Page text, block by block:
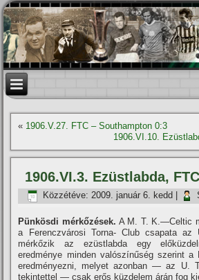
« 1906.V.27. FTC – Southampton 0:3
1906.VI.10.
1906.VI.3. Ezüstlabda,
Közzétéve: 2009. január 6. kedd
Pünkösdi mérkőzések. A M. T. K.—Celtic
a Ferenczvárosi Torna- Club csapata az
mérkőzik az ezüstlabda egy
eredménye minden valószí­nűség szerint a
eredményezni, melyet azonban — az U.
tekintettel — csak erős küzdelem árán fog